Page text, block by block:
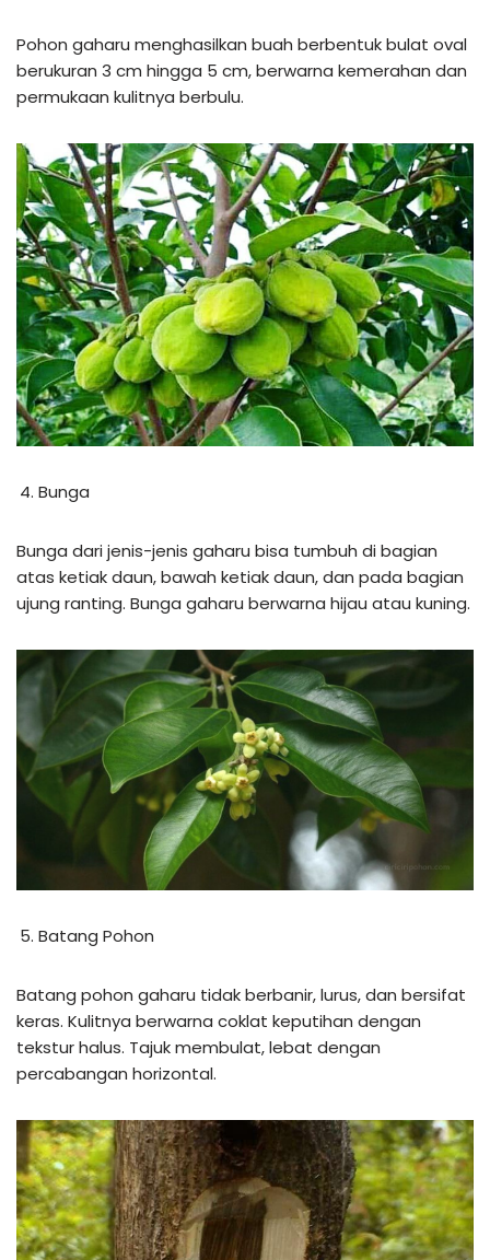
Pohon gaharu menghasilkan buah berbentuk bulat oval
berukuran 3 cm hingga 5 cm, berwarna kemerahan dan
permukaan kulitnya berbulu.
Bunga
Bunga dari jenis-jenis gaharu bisa tumbuh di bagian
atas ketiak daun, bawah ketiak daun, dan pada bagian
ujung ranting. Bunga gaharu berwarna hijau atau kuning.
Batang Pohon
Batang pohon gaharu tidak berbanir, lurus, dan bersifat
keras. Kulitnya berwarna coklat keputihan dengan
tekstur halus. Tajuk membulat, lebat dengan
percabangan horizontal.